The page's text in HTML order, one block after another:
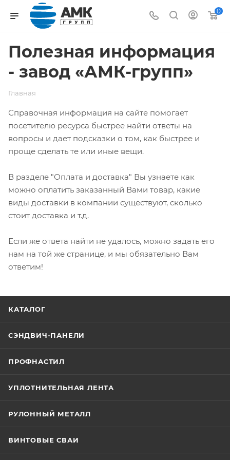
0
Полезная информация
- завод «АМК-групп»
Главная
Справочная информация на сайте помогает
посетителю ресурса быстрее найти ответы на
вопросы и дает подсказки о том, как быстрее и
проще сделать те или иные вещи.
В разделе "Оплата и доставка" Вы узнаете как
можно оплатить заказанный Вами товар, какие
виды доставки в компании существуют, сколько
стоит доставка и т.д.
Если же ответа найти не удалось, можно задать его
нам на той же странице, и мы обязательно Вам
ответим!
КАТАЛОГ
СЭНДВИЧ-ПАНЕЛИ
ПРОФНАСТИЛ
УПЛОТНИТЕЛЬНАЯ ЛЕНТА
РУЛОННЫЙ МЕТАЛЛ
ВИНТОВЫЕ СВАИ